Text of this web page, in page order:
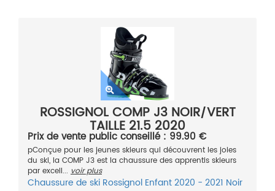
ROSSIGNOL COMP J3 NOIR/VERT
TAILLE 21.5 2020
Prix de vente public conseillé : 99.90 €
pConçue pour les jeunes skieurs qui découvrent les joies
du ski, la COMP J3 est la chaussure des apprentis skieurs
par excell... voir plus
Chaussure de ski Rossignol Enfant2020 - 2021 Noir